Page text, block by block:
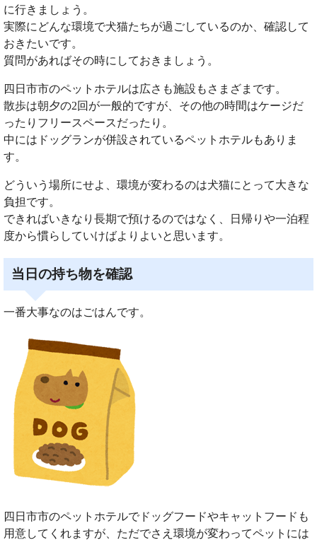
に行きましょう。
実際にどんな環境で犬猫たちが過ごしているのか、確認して
おきたいです。
質問があればその時にしておきましょう。
四日市市のペットホテルは広さも施設もさまざまです。
散歩は朝夕の2回が一般的ですが、その他の時間はケージだ
ったりフリースペースだったり。
中にはドッグランが併設されているペットホテルもありま
す。
どういう場所にせよ、環境が変わるのは犬猫にとって大きな
負担です。
できればいきなり長期で預けるのではなく、日帰りや一泊程
度から慣らしていけばよりよいと思います。
当日の持ち物を確認
一番大事なのはごはんです。
四日市市のペットホテルでドッグフードやキャットフードも
用意してくれますが、ただでさえ環境が変わってペットには